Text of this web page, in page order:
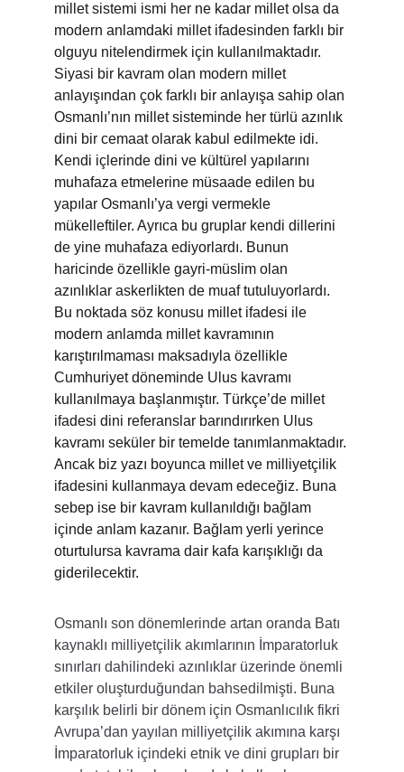
millet sistemi ismi her ne kadar millet olsa da
modern anlamdaki millet ifadesinden farklı bir
olguyu nitelendirmek için kullanılmaktadır.
Siyasi bir kavram olan modern millet
anlayışından çok farklı bir anlayışa sahip olan
Osmanlı’nın millet sisteminde her türlü azınlık
dini bir cemaat olarak kabul edilmekte idi.
Kendi içlerinde dini ve kültürel yapılarını
muhafaza etmelerine müsaade edilen bu
yapılar Osmanlı’ya vergi vermekle
mükelleftiler. Ayrıca bu gruplar kendi dillerini
de yine muhafaza ediyorlardı. Bunun
haricinde özellikle gayri-müslim olan
azınlıklar askerlikten de muaf tutuluyorlardı.
Bu noktada söz konusu millet ifadesi ile
modern anlamda millet kavramının
karıştırılmaması maksadıyla özellikle
Cumhuriyet döneminde Ulus kavramı
kullanılmaya başlanmıştır. Türkçe’de millet
ifadesi dini referanslar barındırırken Ulus
kavramı seküler bir temelde tanımlanmaktadır.
Ancak biz yazı boyunca millet ve milliyetçilik
ifadesini kullanmaya devam edeceğiz. Buna
sebep ise bir kavram kullanıldığı bağlam
içinde anlam kazanır. Bağlam yerli yerince
oturtulursa kavrama dair kafa karışıklığı da
giderilecektir.
Osmanlı son dönemlerinde artan oranda Batı
kaynaklı milliyetçilik akımlarının İmparatorluk
sınırları dahilindeki azınlıklar üzerinde önemli
etkiler oluşturduğundan bahsedilmişti. Buna
karşılık belirli bir dönem için Osmanlıcılık fikri
Avrupa’dan yayılan milliyetçilik akımına karşı
İmparatorluk içindeki etnik ve dini grupları bir